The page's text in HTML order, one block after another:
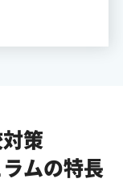
策
ムの特長